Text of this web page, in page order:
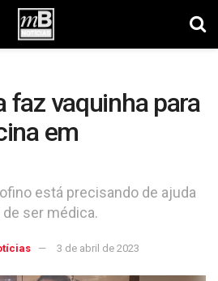
faz vaquinha para
em
está precisando de ajuda
ser médica.
3 de abril de 2023